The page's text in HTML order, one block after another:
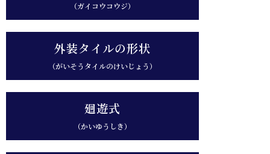
（ガイコウコウジ）
外装タイルの形状
（がいそうタイルのけいじょう）
廻遊式
（かいゆうしき）